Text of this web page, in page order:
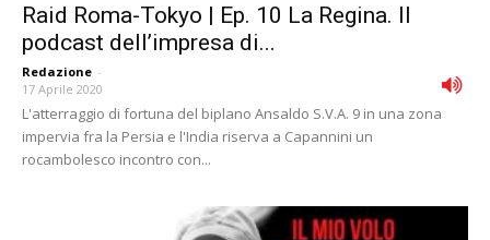
Raid Roma-Tokyo | Ep. 10 La Regina. Il
podcast dell’impresa di...
Redazione -
17 Aprile 2020
L'atterraggio di fortuna del biplano Ansaldo S.V.A. 9 in una zona
impervia fra la Persia e l'India riserva a Capannini un
rocambolesco incontro con...